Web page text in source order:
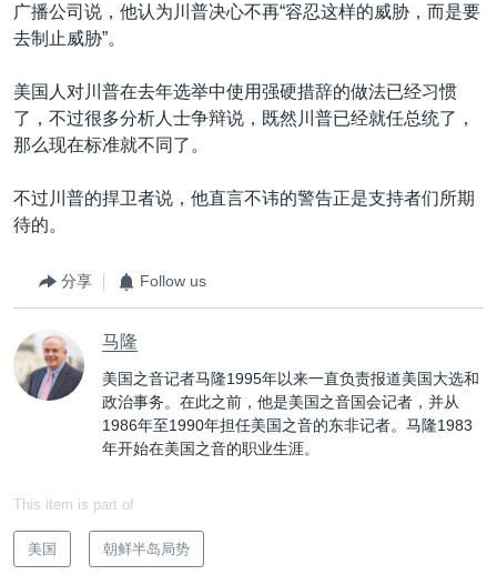
广播公司说，他认为川普决心不再“容忍这样的威胁，而是要
去制止威胁”。
美国人对川普在去年选举中使用强硬措辞的做法已经习惯
了，不过很多分析人士争辩说，既然川普已经就任总统了，
那么现在标准就不同了。
不过川普的捍卫者说，他直言不讳的警告正是支持者们所期
待的。
分享 Follow us
马隆
美国之音记者马隆1995年以来一直负责报道美国大选和
政治事务。在此之前，他是美国之音国会记者，并从
1986年至1990年担任美国之音的东非记者。马隆1983
年开始在美国之音的职业生涯。
This item is part of
美国 朝鲜半岛局势